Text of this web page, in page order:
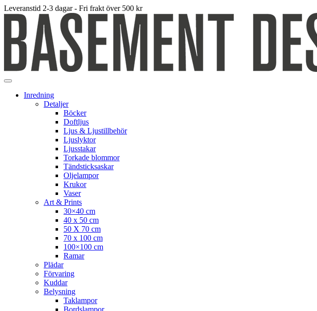
Leveranstid 2-3 dagar - Fri frakt över 500 kr
Inredning
Detaljer
Böcker
Doftljus
Ljus & Ljustillbehör
Ljuslyktor
Ljusstakar
Torkade blommor
Tändsticksaskar
Oljelampor
Krukor
Vaser
Art & Prints
30×40 cm
40 x 50 cm
50 X 70 cm
70 x 100 cm
100×100 cm
Ramar
Plädar
Förvaring
Kuddar
Belysning
Taklampor
Bordslampor